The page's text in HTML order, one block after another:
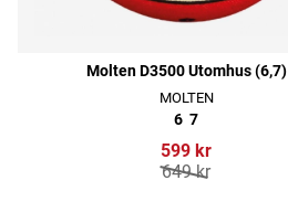
Molten D3500 Utomhus (6,7)
MOLTEN
6 7
599 kr
649 kr